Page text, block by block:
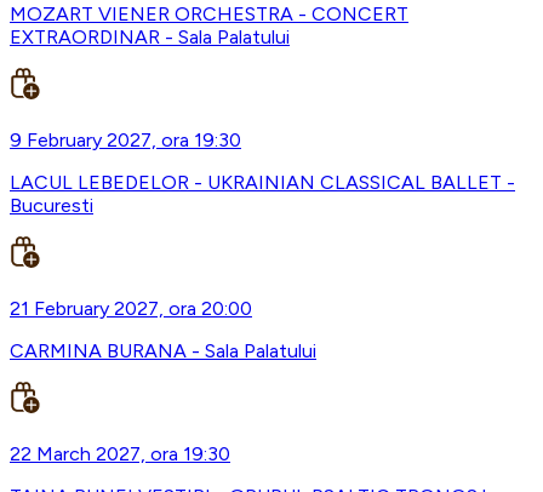
MOZART VIENER ORCHESTRA - CONCERT
EXTRAORDINAR - Sala Palatului
9 February 2027, ora 19:30
LACUL LEBEDELOR - UKRAINIAN CLASSICAL BALLET -
Bucuresti
21 February 2027, ora 20:00
CARMINA BURANA - Sala Palatului
22 March 2027, ora 19:30